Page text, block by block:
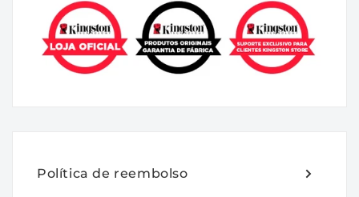
XMP) 3.0.
Cada módulo foi testado para funcionar em
DDR5-5600 em baixa latência com
temporização de 40-40-40 em 1.1V.
contatos de ouro. As especificações JEDEC
Política de reembolso